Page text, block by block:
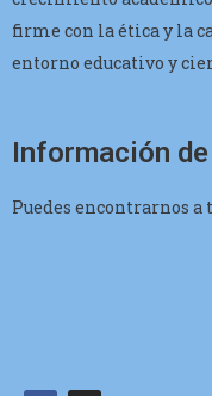
firme con la ética y la
entorno educativo y
Información
Puedes encontrarnos